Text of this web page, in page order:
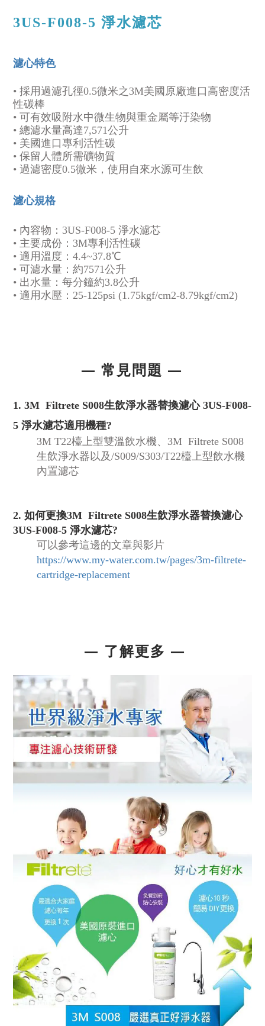
3US-F008-5 淨水濾芯
濾心特色
• 採用過濾孔徑0.5微米之3M美國原廠進口高密度活
性碳棒
• 可有效吸附水中微生物與重金屬等汙染物
• 總濾水量高達7,571公升
• 美國進口專利活性碳
• 保留人體所需礦物質
• 過濾密度0.5微米，使用自來水源可生飲
濾心規格
• 內容物： 3US-F008-5 淨水濾芯
• 主要成份：3M專利活性碳
• 適用溫度：4.4~37.8℃
• 可濾水量：約7571公升
• 出水量：每分鐘約3.8公升
• 適用水壓：25-125psi (1.75kgf/cm2-8.79kgf/cm2)
— 常見問題 —
1. 3M Filtrete S008生飲淨水器替換濾心 3US-F008-
5 淨水濾芯適用機種?
3M T22檯上型雙溫飲水機、 3M Filtrete S008
生飲淨水器 以及/S009/S303/T22檯上型飲水機
內置濾芯
2. 如何更換3M Filtrete S008生飲淨水器替換濾心
3US-F008-5 淨水濾芯?
可以參考這邊的文章與影片
https://www.my-water.com.tw/pages/3m-filtrete-
cartridge-replacement
— 了解更多 —